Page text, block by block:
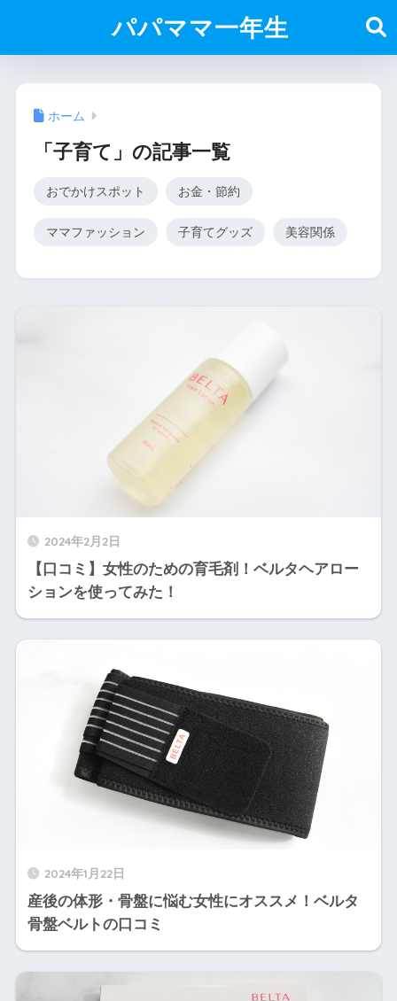
パパママ一年生
ホーム
「子育て」の記事一覧
おでかけスポット お金・節約
ママファッション 子育てグッズ 美容関係
2024年2月2日
【口コミ】女性のための育毛剤！ベルタヘアロー
ションを使ってみた！
2024年1月22日
産後の体形・骨盤に悩む女性にオススメ！ベルタ
骨盤ベルトの口コミ